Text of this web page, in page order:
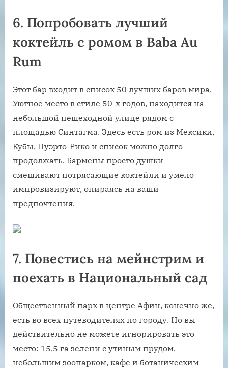
6. Попробовать лучший
коктейль с ромом в Baba Au
Rum
Этот бар входит в список 50 лучших баров мира.
Уютное место в стиле 50-х годов, находится на
небольшой пешеходной улице рядом с
площадью Синтагма. Здесь есть ром из Мексики,
Кубы, Пуэрто-Рико и список можно долго
продолжать. Бармены просто душки —
смешивают потрясающие коктейли и умело
импровизируют, опираясь на ваши
предпочтения.
7. Повестись на мейнстрим и
поехать в Национальный сад
Общественный парк в центре Афин, конечно же,
есть во всех путеводителях по городу. Но вы
действительно не можете игнорировать это
место: 15,5 га зелени с утиным прудом,
небольшим зоопарком, кафе и ботаническим